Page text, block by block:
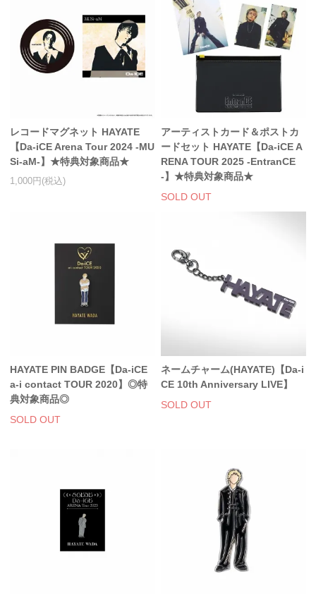
レコードマグネット HAYATE
【Da-iCE Arena Tour 2024 -MU
Si-aM-】★特典対象商品★
1,000円(税込)
アーティストカード＆ポストカ
ードセット HAYATE【Da-iCE A
RENA TOUR 2025 -EntranCE
-】★特典対象商品★
SOLD OUT
HAYATE PIN BADGE【Da-iCE
a-i contact TOUR 2020】◎特
典対象商品◎
SOLD OUT
ネームチャーム(HAYATE)【Da-i
CE 10th Anniversary LIVE】
SOLD OUT